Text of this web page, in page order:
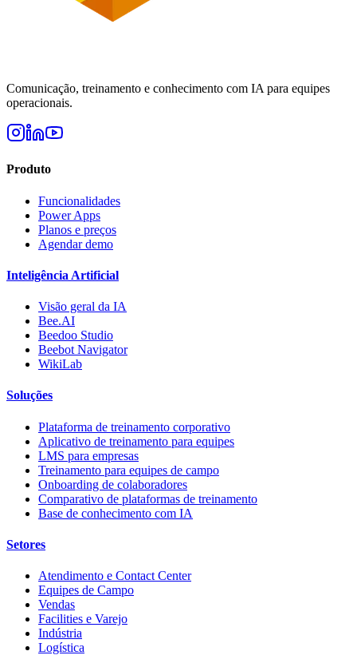
Comunicação, treinamento e conhecimento com IA para equipes
operacionais.
Produto
Funcionalidades
Power Apps
Planos e preços
Agendar demo
Inteligência Artificial
Visão geral da IA
Bee.AI
Beedoo Studio
Beebot Navigator
WikiLab
Soluções
Plataforma de treinamento corporativo
Aplicativo de treinamento para equipes
LMS para empresas
Treinamento para equipes de campo
Onboarding de colaboradores
Comparativo de plataformas de treinamento
Base de conhecimento com IA
Setores
Atendimento e Contact Center
Equipes de Campo
Vendas
Facilities e Varejo
Indústria
Logística